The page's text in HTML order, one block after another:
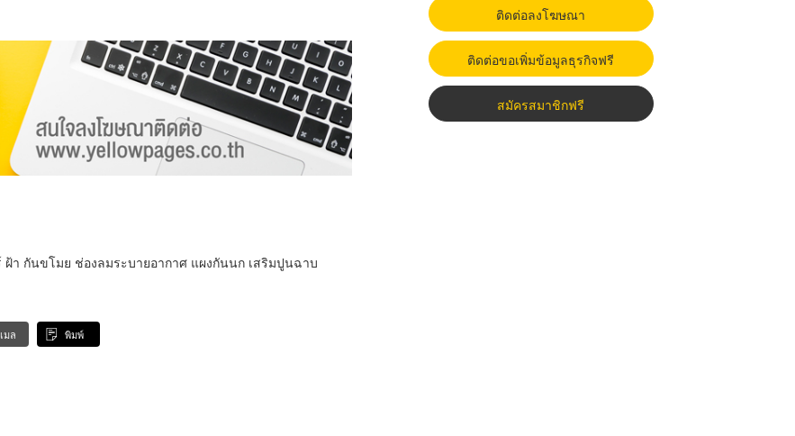
า กันขโมย ช่องลมระบายอากาศ แผงกันนก เสริมปูนฉาบ
มล พิมพ์
ติดต่อลงโฆษณา
ติดต่อขอเพิ่มข้อมูลธุรกิจฟรี
สมัครสมาชิกฟรี